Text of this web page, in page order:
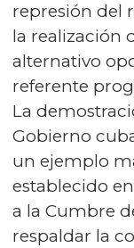
represión del
la realización
alternativo
referente
La
Gobierno
un ejemplo
establecido
a la Cumbre
respaldar la